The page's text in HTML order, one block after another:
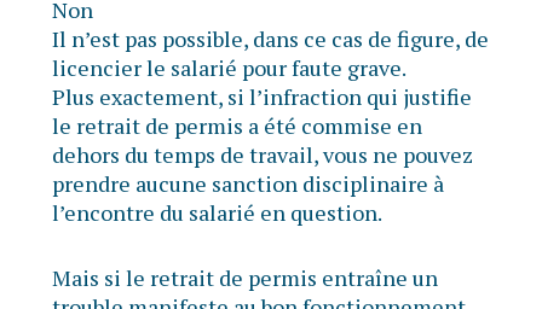
Non
Il n’est pas possible, dans ce cas de figure, de
licencier le salarié pour faute grave.
Plus exactement, si l’infraction qui justifie
le retrait de permis a été commise en
dehors du temps de travail, vous ne pouvez
prendre aucune sanction disciplinaire à
l’encontre du salarié en question.
Mais si le retrait de permis entraîne un